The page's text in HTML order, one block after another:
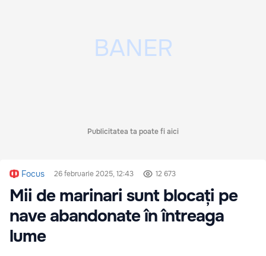
Publicitatea ta poate fi aici
Focus 26 februarie 2025, 12:43 12 673
Mii de marinari sunt blocați pe
nave abandonate în întreaga
lume